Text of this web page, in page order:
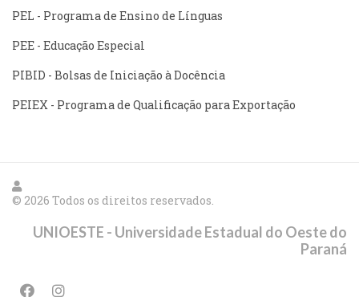
PEL - Programa de Ensino de Línguas
PEE - Educação Especial
PIBID - Bolsas de Iniciação à Docência
PEIEX - Programa de Qualificação para Exportação
© 2026 Todos os direitos reservados.
UNIOESTE - Universidade Estadual do Oeste do
Paraná